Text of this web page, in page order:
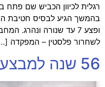
רגלית לכיוון הכביש שם פתח
ופצע 7 עד שנורה ונהרג.
לשחרור פלסטין – המפקדה
56 שנה למבצע חרגול